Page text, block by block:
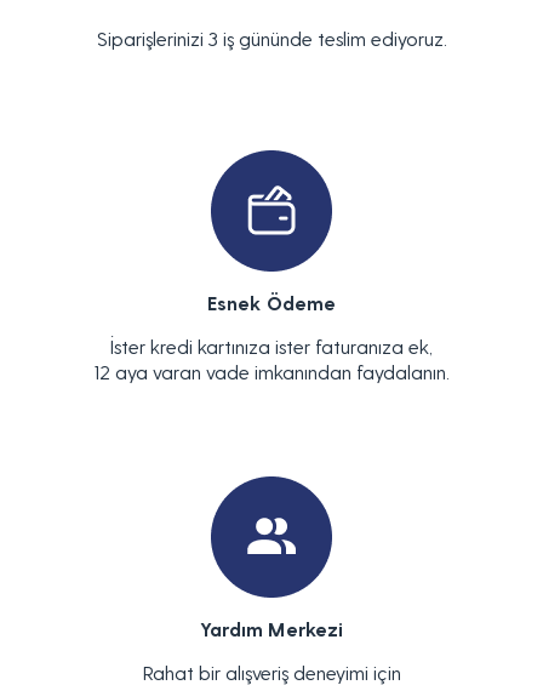
Siparişlerinizi 3 iş gününde teslim ediyoruz.
Esnek Ödeme
İster kredi kartınıza ister faturanıza ek,
12 aya varan vade imkanından faydalanın.
Yardım Merkezi
Rahat bir alışveriş deneyimi için